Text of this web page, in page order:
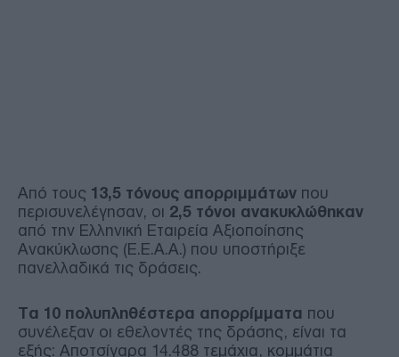
Aπό τους 13,5 τόνους απορριμμάτων που
περισυνελέγησαν, οι 2,5 τόνοι ανακυκλώθηκαν
από την Ελληνική Εταιρεία Αξιοποίησης
Ανακύκλωσης (Ε.Ε.Α.Α.) που υποστήριξε
πανελλαδικά τις δράσεις.
Tα 10 πολυπληθέστερα απορρίμματα που
συνέλεξαν οι εθελοντές της δράσης, είναι τα
εξής: Αποτσίγαρα 14.488 τεμάχια, κομμάτια